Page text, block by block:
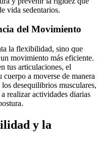
vida sedentarios.
del Movimiento
la flexibilidad, sino que
movimiento más eficiente.
tus articulaciones, el
a moverse de manera
desequilibrios musculares,
realizar actividades diarias
y la